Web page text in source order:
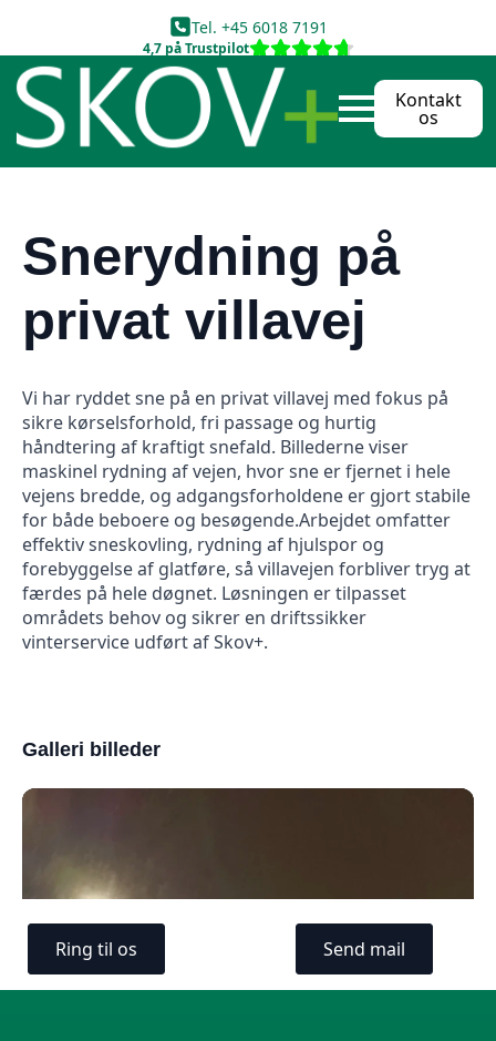
Tel. +45 6018 7191
4,7 på Trustpilot
Kontakt
os
Snerydning på
privat villavej
Vi har ryddet sne på en privat villavej med fokus på
sikre kørselsforhold, fri passage og hurtig
håndtering af kraftigt snefald. Billederne viser
maskinel rydning af vejen, hvor sne er fjernet i hele
vejens bredde, og adgangsforholdene er gjort stabile
for både beboere og besøgende.Arbejdet omfatter
effektiv sneskovling, rydning af hjulspor og
forebyggelse af glatføre, så villavejen forbliver tryg at
færdes på hele døgnet. Løsningen er tilpasset
områdets behov og sikrer en driftssikker
vinterservice udført af Skov+.
Galleri billeder
Ring til os Send mail